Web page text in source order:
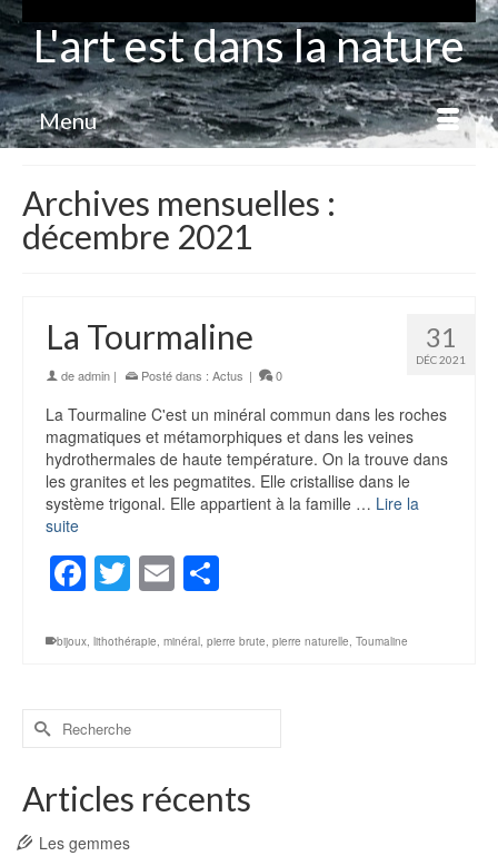
L'art est dans la nature
Menu
Archives mensuelles :
décembre 2021
31
DÉC 2021
La Tourmaline
deadmin | Posté dans : Actus | 0
La Tourmaline C'est un minéral commun dans les roches
magmatiques et métamorphiques et dans les veines
hydrothermales de haute température. On la trouve dans
les granites et les pegmatites. Elle cristallise dans le
système trigonal. Elle appartient à la famille … Lire la
suite
Facebook
Twitter
Email
bijoux, lithothérapie, minéral, pierre brute, pierre naturelle, Toumaline
Rechercher :
Articles récents
Les gemmes